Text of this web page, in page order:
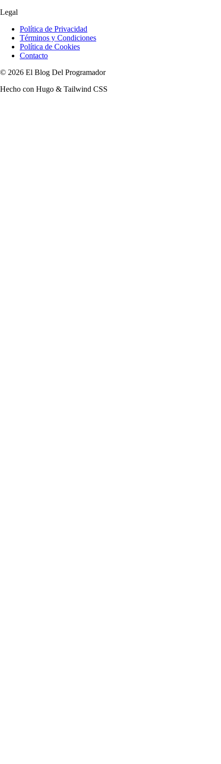
Legal
Política de Privacidad
Términos y Condiciones
Política de Cookies
Contacto
© 2026 El Blog Del Programador
Hecho con Hugo & Tailwind CSS